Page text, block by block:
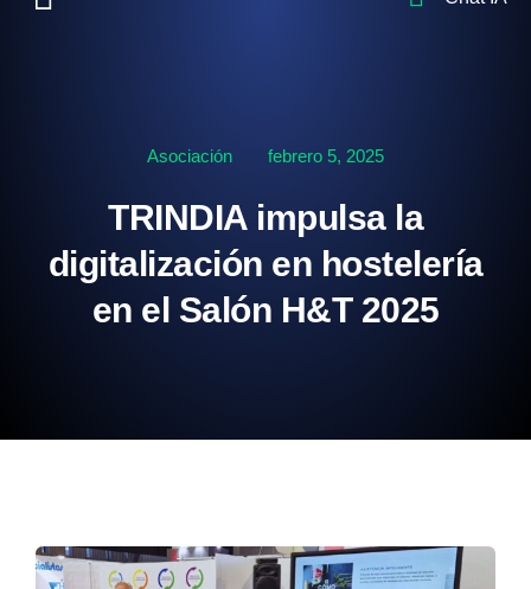
Asociación febrero 5, 2025
TRINDIA impulsa la
digitalización en hostelería
en el Salón H&T 2025